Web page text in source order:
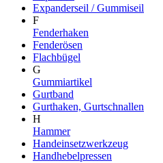
Expanderseil / Gummiseil
F
Fenderhaken
Fenderösen
Flachbügel
G
Gummiartikel
Gurtband
Gurthaken, Gurtschnallen
H
Hammer
Handeinsetzwerkzeug
Handhebelpressen